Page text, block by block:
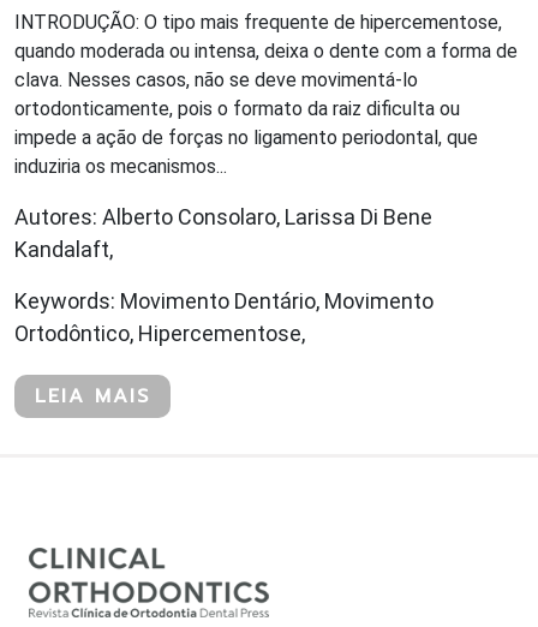
INTRODUÇÃO: O tipo mais frequente de hipercementose,
quando moderada ou intensa, deixa o dente com a forma de
clava. Nesses casos, não se deve movimentá-lo
ortodonticamente, pois o formato da raiz dificulta ou
impede a ação de forças no ligamento periodontal, que
induziria os mecanismos...
Autores: Alberto Consolaro, Larissa Di Bene
Kandalaft,
Keywords: Movimento Dentário, Movimento
Ortodôntico, Hipercementose,
LEIA MAIS